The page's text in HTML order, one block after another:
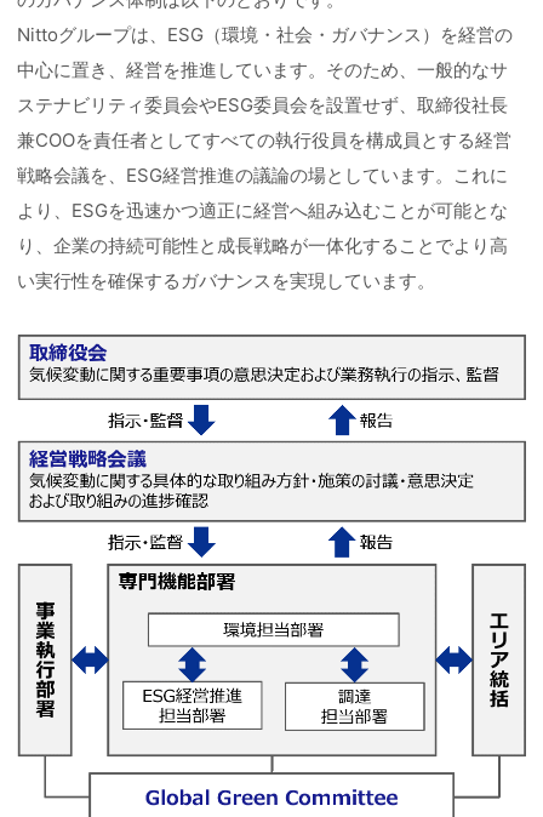
Nittoグループは、ESG（環境・社会・ガバナンス）を経営の
中心に置き、経営を推進しています。そのため、一般的なサ
ステナビリティ委員会やESG委員会を設置せず、取締役社長
兼COOを責任者としてすべての執行役員を構成員とする経営
戦略会議を、ESG経営推進の議論の場としています。これに
より、ESGを迅速かつ適正に経営へ組み込むことが可能とな
り、企業の持続可能性と成長戦略が一体化することでより高
い実行性を確保するガバナンスを実現しています。